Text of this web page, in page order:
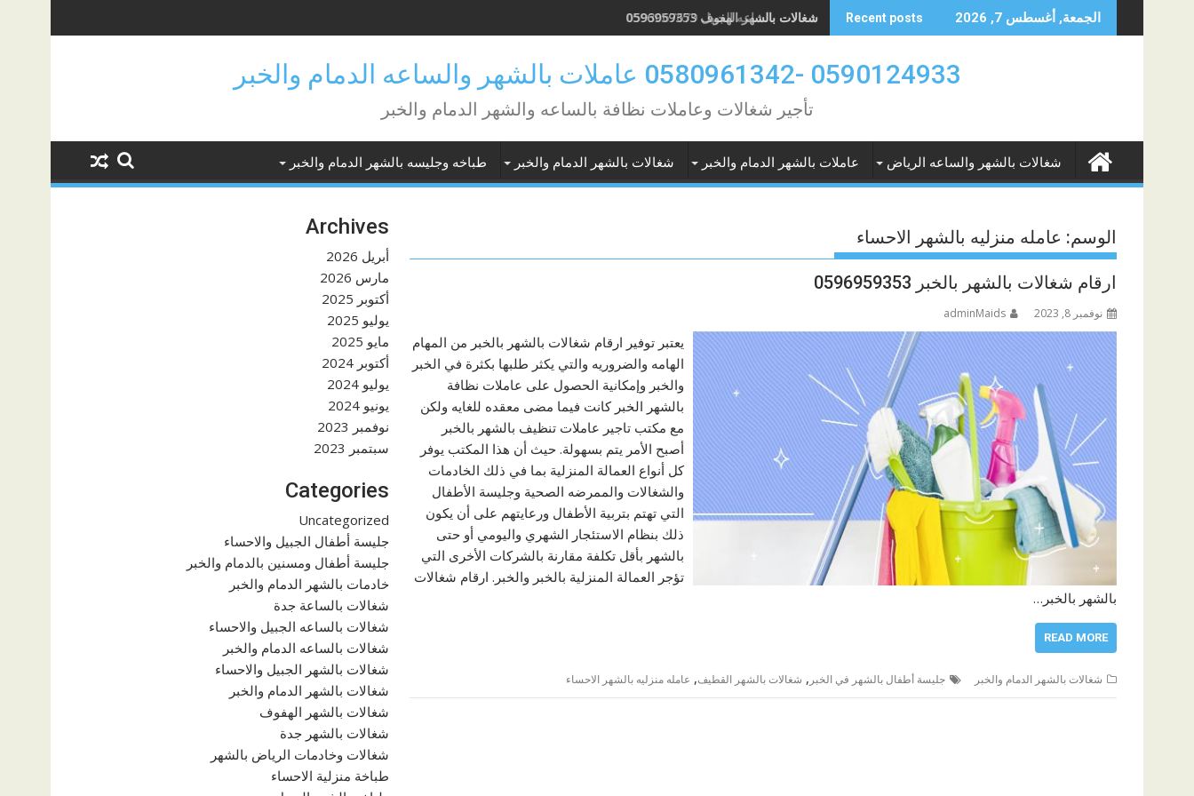
to
الجمعة, أغسطس 7, 2026 Recent posts شغالات بالساعه الجبيل 0593067679
0590124933 -0580961342 عاملات بالشهر والساعه الدمام والخبر
تأجير شغالات وعاملات نظافة بالساعه والشهر الدمام والخبر
شغالات بالشهر والساعه الرياض عاملات بالشهر الدمام والخبر شغالات بالشهر الدمام والخبر طباخه وجليسه بالشهر الدمام والخبر
الوسم: عامله منزليه بالشهر الاحساء
ارقام شغالات بالشهر بالخبر 0596959353
نوفمبر 8, 2023 adminMaids
يعتبر توفير ارقام شغالات بالشهر بالخبر من المهام
الهامه والضروريه والتي يكثر طلبها بكثرة في الخبر
والخبر وإمكانية الحصول على عاملات نظافة
بالشهر الخبر كانت فيما مضى معقده للغايه ولكن
مع مكتب تاجير عاملات تنظيف بالشهر بالخبر
أصبح الأمر يتم بسهولة. حيث أن هذا المكتب يوفر
كل أنواع العمالة المنزلية بما في ذلك الخادمات
والشغالات والممرضه الصحية وجليسة الأطفال
التي تهتم بتربية الأطفال ورعايتهم على أن يكون
ذلك بنظام الاستئجار الشهري واليومي أو حتى
بالشهر بأقل تكلفة مقارنة بالشركات الأخرى التي
تؤجر العمالة المنزلية بالخبر والخبر. ارقام شغالات
بالشهر بالخبر…
READ MORE
شغالات بالشهر الدمام والخبر جليسة أطفال بالشهر في الخبر , شغالات بالشهر القطيف, عامله منزليه بالشهر الاحساء
Archives
أبريل 2026
مارس 2026
أكتوبر 2025
يوليو 2025
مايو 2025
أكتوبر 2024
يوليو 2024
يونيو 2024
نوفمبر 2023
سبتمبر 2023
Categories
Uncategorized
جليسة أطفال الجبيل والاحساء
جليسة أطفال ومسنين بالدمام والخبر
خادمات بالشهر الدمام والخبر
شغالات بالساعة جدة
شغالات بالساعه الجبيل والاحساء
شغالات بالساعه الدمام والخبر
شغالات بالشهر الجبيل والاحساء
شغالات بالشهر الدمام والخبر
شغالات بالشهر الهفوف
شغالات بالشهر جدة
شغالات وخادمات الرياض بالشهر
طباخة منزلية الاحساء